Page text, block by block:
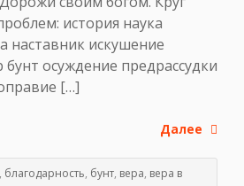
история наука
наставник искушение
осуждение предрассудки
[…]
Далее
, благодарность, бунт, вера, вера в